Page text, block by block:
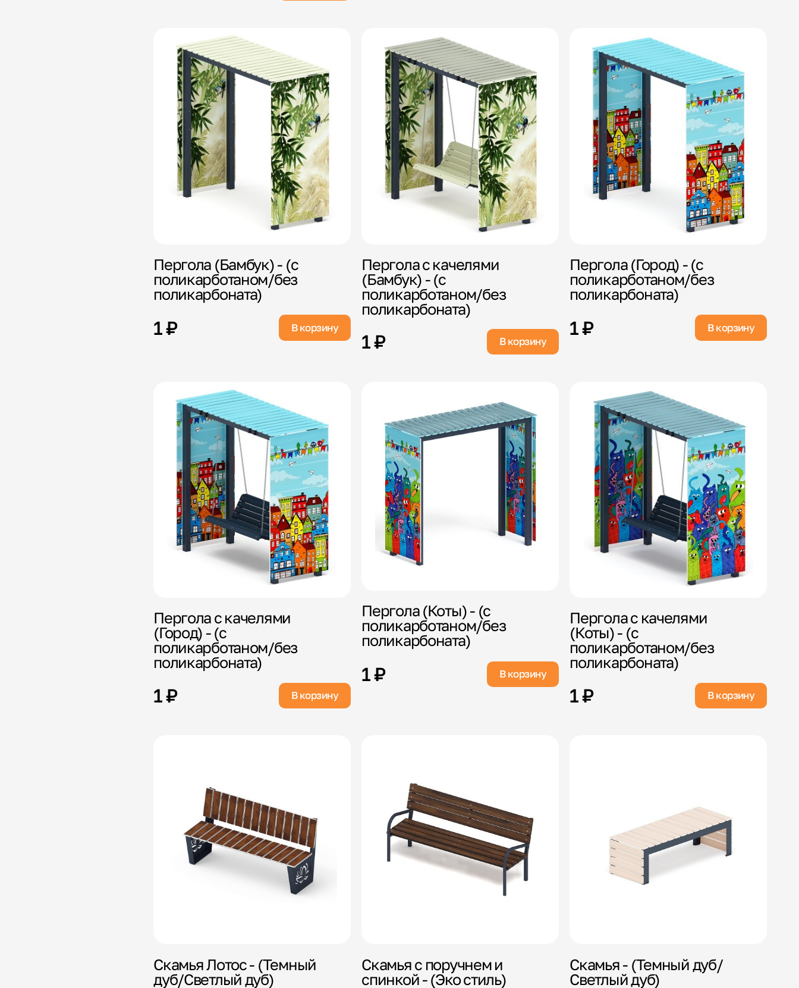
Пергола (Бамбук) - (с
поликарботаном/без
поликарбоната)
1 ₽ В корзину
Пергола с качелями
(Бамбук) - (с
поликарботаном/без
поликарбоната)
1 ₽ В корзину
Пергола (Город) - (с
поликарботаном/без
поликарбоната)
1 ₽ В корзину
Пергола с качелями
(Город) - (с
поликарботаном/без
поликарбоната)
1 ₽ В корзину
Пергола (Коты) - (с
поликарботаном/без
поликарбоната)
1 ₽ В корзину
Пергола с качелями
(Коты) - (с
поликарботаном/без
поликарбоната)
1 ₽ В корзину
Скамья Лотос - (Темный
дуб/Светлый дуб)
Скамья с поручнем и
спинкой - (Эко стиль)
Скамья - (Темный дуб/
Светлый дуб)